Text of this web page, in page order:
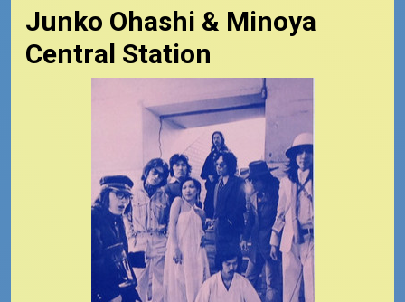
Junko Ohashi & Minoya
Central Station